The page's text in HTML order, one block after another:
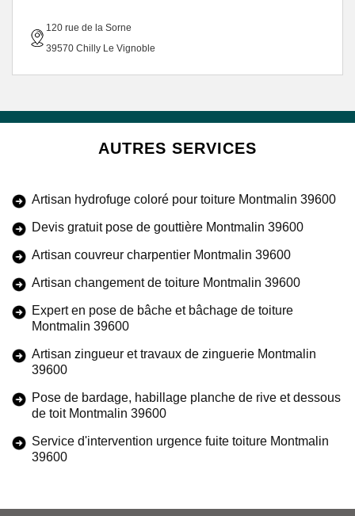
120 rue de la Sorne
39570 Chilly Le Vignoble
AUTRES SERVICES
Artisan hydrofuge coloré pour toiture Montmalin 39600
Devis gratuit pose de gouttière Montmalin 39600
Artisan couvreur charpentier Montmalin 39600
Artisan changement de toiture Montmalin 39600
Expert en pose de bâche et bâchage de toiture
Montmalin 39600
Artisan zingueur et travaux de zinguerie Montmalin
39600
Pose de bardage, habillage planche de rive et dessous
de toit Montmalin 39600
Service d'intervention urgence fuite toiture Montmalin
39600